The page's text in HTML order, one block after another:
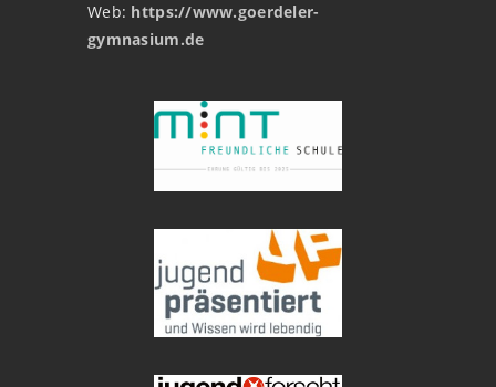
Web: https://www.goerdeler-
gymnasium.de